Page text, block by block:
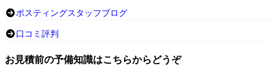
ポスティングスタッフブログ
口コミ評判
お見積前の予備知識はこちらからどうぞ